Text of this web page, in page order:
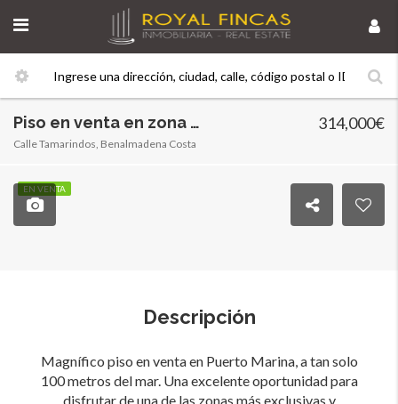
Piso en venta en zona de Puerto Marina. RY-17859
Calle Tamarindos, Benalmadena Costa
314,000€
EN VENTA
Descripción
Magnífico piso en venta en Puerto Marina, a tan solo
100 metros del mar. Una excelente oportunidad para
disfrutar de una de las zonas más exclusivas y